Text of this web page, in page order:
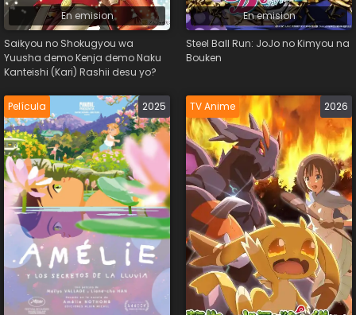
En emision
Saikyou no Shokugyou wa
Yuusha demo Kenja demo Naku
Kanteishi (Kari) Rashii desu yo?
En emision
Steel Ball Run: JoJo no Kimyou na
Bouken
Película 2025 TV Anime 2026